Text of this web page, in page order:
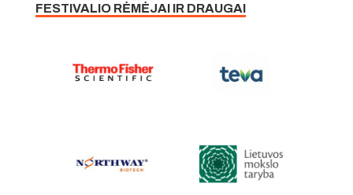
FESTIVALIO RĖMĖJAI IR DRAUGAI